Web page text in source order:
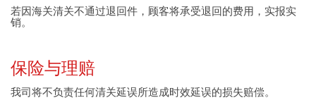
若因海关清关不通过退回件，顾客将承受退回的费用，实报实
销。
保险与理赔
我司将不负责任何清关延误所造成时效延误的损失赔偿。